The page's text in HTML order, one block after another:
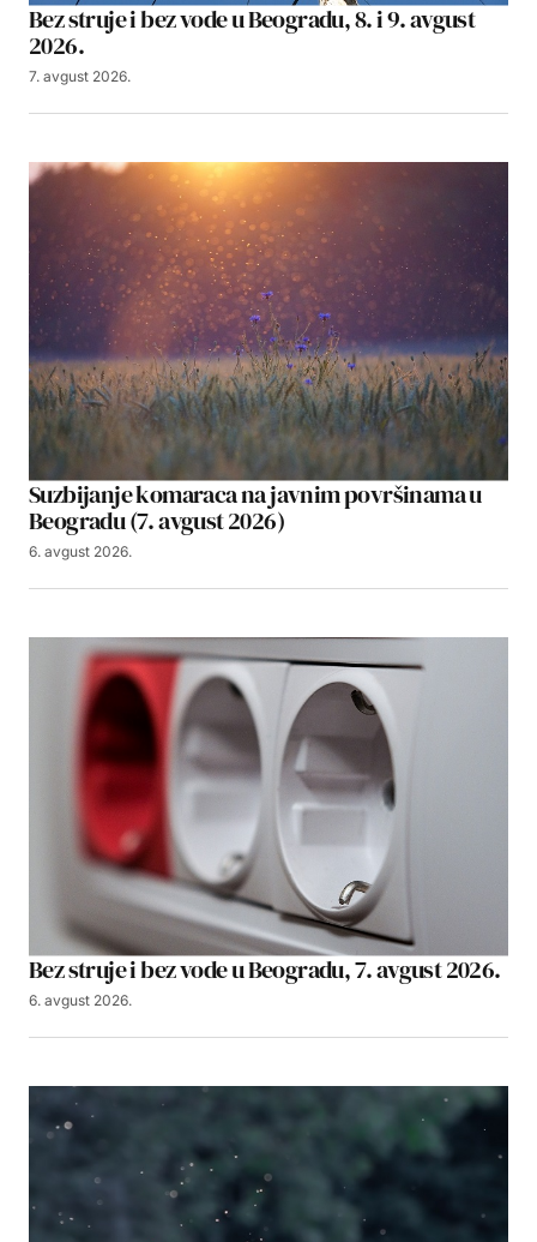
Bez struje i bez vode u Beogradu, 8. i 9. avgust
2026.
7. avgust 2026.
Suzbijanje komaraca na javnim površinama u
Beogradu (7. avgust 2026)
6. avgust 2026.
Bez struje i bez vode u Beogradu, 7. avgust 2026.
6. avgust 2026.